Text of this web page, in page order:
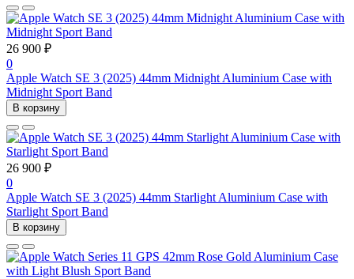
26 900 ₽
0
Apple Watch SE 3 (2025) 44mm Midnight Aluminium Case with
Midnight Sport Band
В корзину
26 900 ₽
0
Apple Watch SE 3 (2025) 44mm Starlight Aluminium Case with
Starlight Sport Band
В корзину